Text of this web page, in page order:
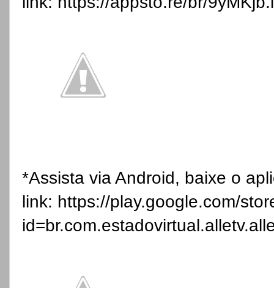
*Assista via Android, baixe o
link: https://play.google.com/